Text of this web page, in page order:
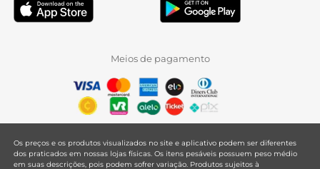
Meios de pagamento
Os preços e os produtos visualizados no site e aplicativo podem ser diferentes
dos praticados em nossas lojas físicas. Os itens pesáveis possuem peso médio
em suas descrições, pois podem sofrer variação. Produtos sujeitos à